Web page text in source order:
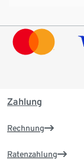
Zahlung
Rechnung
Ratenzahlung